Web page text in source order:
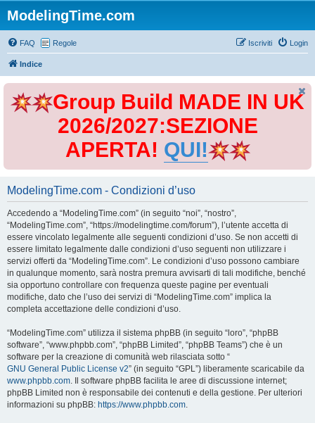
ModelingTime.com
FAQ Regole Login
Iscriviti
Indice
Group Build MADE IN UK
2026/2027:SEZIONE
APERTA! QUI!
ModelingTime.com - Condizioni d’uso
Accedendo a “ModelingTime.com” (in seguito “noi”, “nostro”,
“ModelingTime.com”, “https://modelingtime.com/forum”), l’utente accetta di
essere vincolato legalmente alle seguenti condizioni d’uso. Se non accetti di
essere limitato legalmente dalle condizioni d’uso seguenti non utilizzare i
servizi offerti da “ModelingTime.com”. Le condizioni d’uso possono cambiare
in qualunque momento, sarà nostra premura avvisarti di tali modifiche, benché
sia opportuno controllare con frequenza queste pagine per eventuali
modifiche, dato che l’uso dei servizi di “ModelingTime.com” implica la
completa accettazione delle condizioni d’uso.
“ModelingTime.com” utilizza il sistema phpBB (in seguito “loro”, “phpBB
software”, “www.phpbb.com”, “phpBB Limited”, “phpBB Teams”) che è un
software per la creazione di comunità web rilasciata sotto “
GNU General Public License v2” (in seguito “GPL”) liberamente scaricabile da
www.phpbb.com. Il software phpBB facilita le aree di discussione internet;
phpBB Limited non è responsabile dei contenuti e della gestione. Per ulteriori
informazioni su phpBB: https://www.phpbb.com.